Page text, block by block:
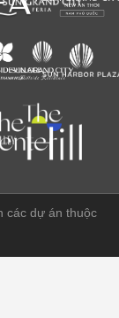
các dự án thuộc